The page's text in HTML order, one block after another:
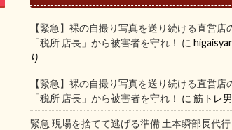
【緊急】裸の自撮り写真を送り続ける直営店
「税所 店長」から被害者を守れ！ に
り
【緊急】裸の自撮り写真を送り続ける直営店
「税所 店長」から被害者を守れ！ に 筋トレ男
緊急 現場を捨てて逃げる準備 土本瞬部長代